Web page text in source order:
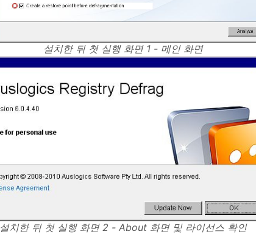
설치한 뒤 첫 실행 화면 1 - 메인 화면
설치한 뒤 첫 실행 화면 2 - About 화면 및 라이선스 확인